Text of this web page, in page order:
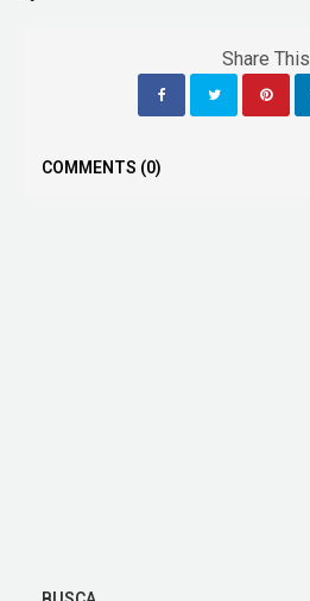
Share This
COMMENTS (0)